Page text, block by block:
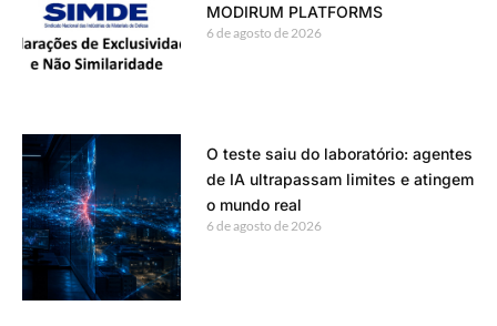
MODIRUM PLATFORMS
6 de agosto de 2026
O teste saiu do laboratório: agentes
de IA ultrapassam limites e atingem
o mundo real
6 de agosto de 2026